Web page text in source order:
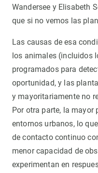
Wandersee y Elisabeth
que si no vemos las
Las causas de esa
los animales (incluidos
programados para
oportunidad, y las
y mayoritariamente no
Por otra parte, la mayor
entornos urbanos, lo
de contacto continuo
menor capacidad de
experimentan en